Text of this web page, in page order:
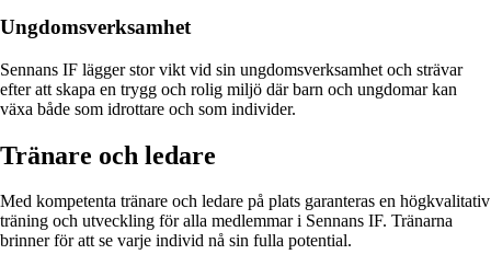
Ungdomsverksamhet
Sennans IF lägger stor vikt vid sin ungdomsverksamhet och strävar
efter att skapa en trygg och rolig miljö där barn och ungdomar kan
växa både som idrottare och som individer.
Tränare och ledare
Med kompetenta tränare och ledare på plats garanteras en högkvalitativ
träning och utveckling för alla medlemmar i Sennans IF. Tränarna
brinner för att se varje individ nå sin fulla potential.